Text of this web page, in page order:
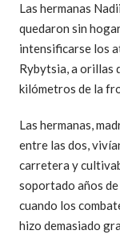
Las hermanas
quedaron sin
intensificarse los
Rybytsia, a orillas
kilómetros de la
Las hermanas,
entre las dos,
carretera y
soportado años
cuando los
hizo demasiado